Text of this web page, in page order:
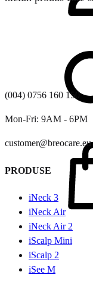
(004) 0756 160 150
Mon-Fri: 9AM - 6PM
customer@breocare.eu
PRODUSE
iNeck 3
iNeck Air
iNeck Air 2
iScalp Mini
iScalp 2
iSee M